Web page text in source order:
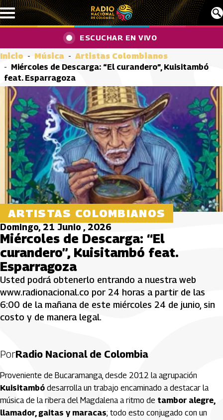
Pasar al contenido principal
ESCUCHAR EN VIVO
Inicio Música
Artistas Colombianos
Miércoles de Descarga: “El curandero”, Kuisitambó
feat. Esparragoza
ARTISTAS COLOMBIANOS
Domingo, 21 Junio , 2026
Miércoles de Descarga: “El
curandero”, Kuisitambó feat.
Esparragoza
Usted podrá obtenerlo entrando a nuestra web
www.radionacional.co por 24 horas a partir de las
6:00 de la mañana de este miércoles 24 de junio, sin
costo y de manera legal.
PorRadio Nacional de Colombia
Proveniente de Bucaramanga, desde 2012 la agrupación
Kuisitambó desarrolla un trabajo encaminado a destacar la
música de la ribera del Magdalena a ritmo de tambor alegre,
llamador, gaitas y maracas; todo esto conjugado con un